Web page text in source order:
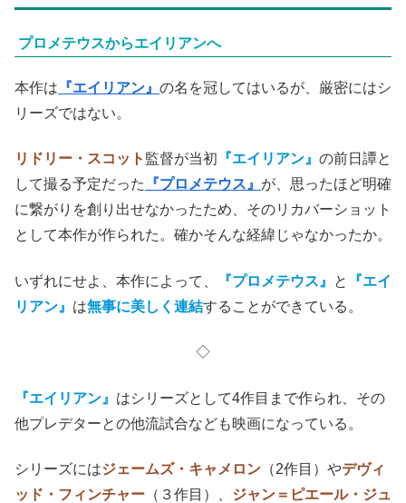
プロメテウスからエイリアンへ
本作は 『エイリアン』 の名を冠してはいるが、厳密にはシ
リーズではない。
リドリー・スコット 監督が当初 『エイリアン』 の前日譚と
して撮る予定だった
『プロメテウス』 が、思ったほど明確
に繋がりを創り出せなかったため、そのリカバーショット
として本作が作られた。確かそんな経緯じゃなかったか。
いずれにせよ、本作によって、 『プロメテウス』 と
『エイ
リアン』 は無事に美しく連結することができている。
◇
『エイリアン』 はシリーズとして4作目まで作られ、その
他プレデターとの他流試合なども映画になっている。
シリーズにはジェームズ・キャメロン （2作目）やデヴィ
ッド・フィンチャー （３作目）、 ジャン＝ピエール・ジュ